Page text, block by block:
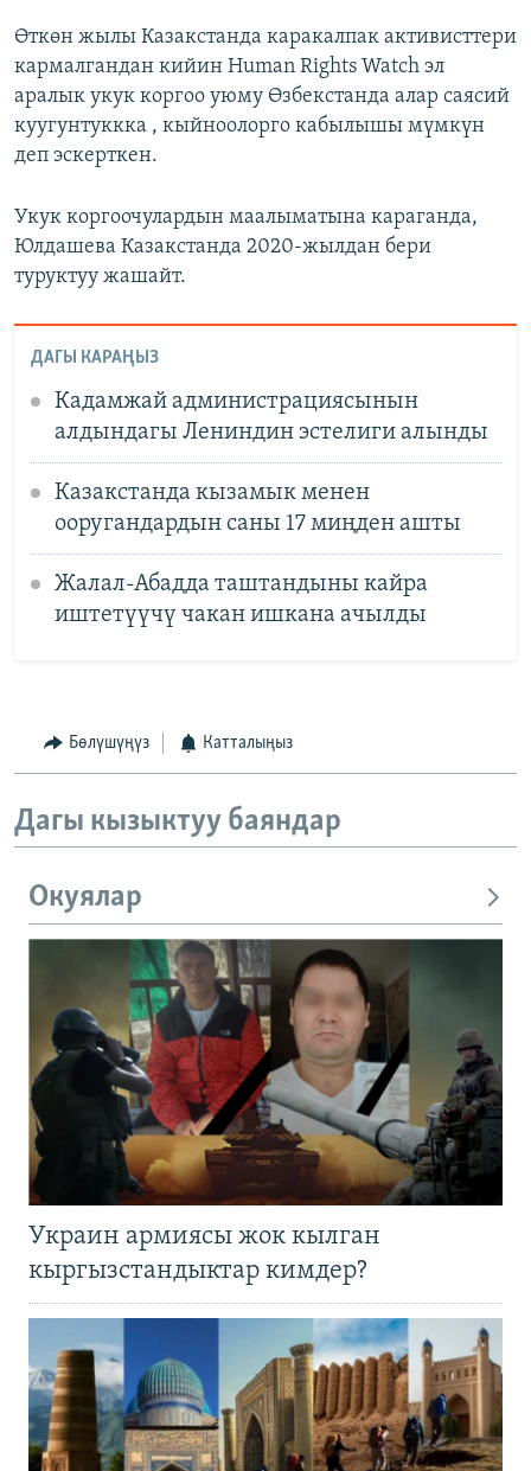
Өткөн жылы Казакстанда каракалпак активисттери
кармалгандан кийин Human Rights Watch эл
аралык укук коргоо уюму Өзбекстанда алар саясий
куугунтуккка , кыйноолорго кабылышы мүмкүн
деп эскерткен.
Укук коргоочулардын маалыматына караганда,
Юлдашева Казакстанда 2020-жылдан бери
туруктуу жашайт.
ДАГЫ КАРАҢЫЗ
Кадамжай администрациясынын
алдындагы Лениндин эстелиги алынды
Казакстанда кызамык менен
ооругандардын саны 17 миңден ашты
Жалал-Абадда таштандыны кайра
иштетүүчү чакан ишкана ачылды
Бөлүшүңүз Катталыңыз
Дагы кызыктуу баяндар
Окуялар
Украин армиясы жок кылган
кыргызстандыктар кимдер?